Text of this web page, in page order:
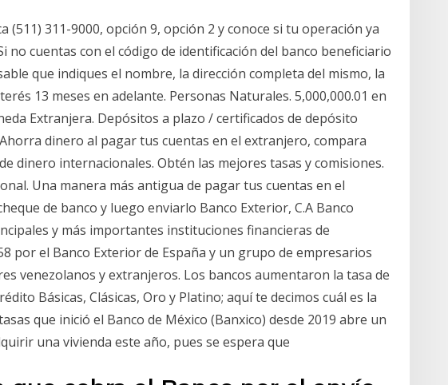
(511) 311-9000, opción 9, opción 2 y conoce si tu operación ya
no cuentas con el código de identificación del banco beneficiario
que indiques el nombre, la dirección completa del mismo, la
13 meses en adelante. Personas Naturales. 5,000,000.01 en
Extranjera. Depósitos a plazo / certificados de depósito
dinero al pagar tus cuentas en el extranjero, compara
dinero internacionales. Obtén las mejores tasas y comisiones.
Una manera más antigua de pagar tus cuentas en el
de banco y luego enviarlo Banco Exterior, C.A Banco
y más importantes instituciones financieras de
por el Banco Exterior de España y un grupo de empresarios
venezolanos y extranjeros. Los bancos aumentaron la tasa de
Básicas, Clásicas, Oro y Platino; aquí te decimos cuál es la
que inició el Banco de México (Banxico) desde 2019 abre un
una vivienda este año, pues se espera que